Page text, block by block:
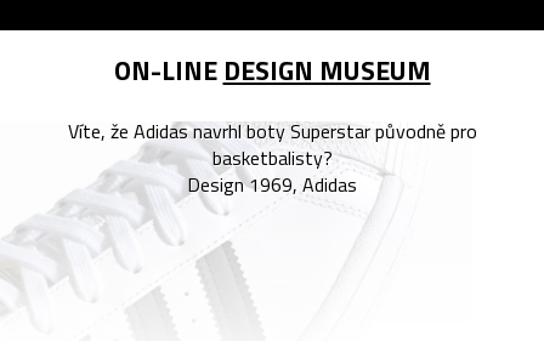
ON-LINE DESIGN MUSEUM
Víte, že Adidas navrhl boty Superstar původně pro
basketbalisty?
Design 1969, Adidas